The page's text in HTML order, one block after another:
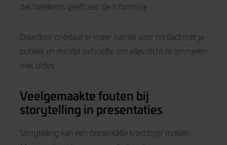
dat betekenis geeft aan de informatie.
Daardoor ontstaat er meer ruimte voor contact met je
publiek en minder behoefte om alles dicht te timmeren
met slides.
Veelgemaakte fouten bij
storytelling in presentaties
Storytelling kan een presentatie krachtiger maken.